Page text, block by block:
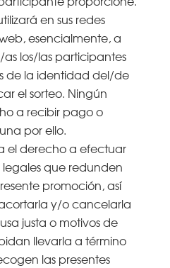
en sus redes
esencialmente, a
los/las participantes
de la identidad del/de
el sorteo. Ningún
a recibir pago o
por ello.
el derecho a efectuar
que redunden
promoción, así
y/o cancelarla
justa o motivos de
llevarla a término
las presentes